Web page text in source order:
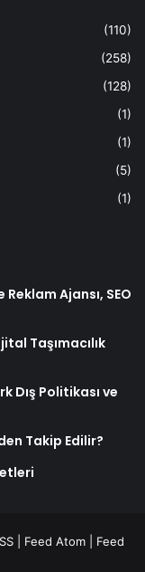
(110)
(258)
(128)
(1)
(1)
(5)
(1)
Ajansı, SEO
Taşımacılık
Dış Politikası ve
Takip Edilir?
Feed Atom
Feed